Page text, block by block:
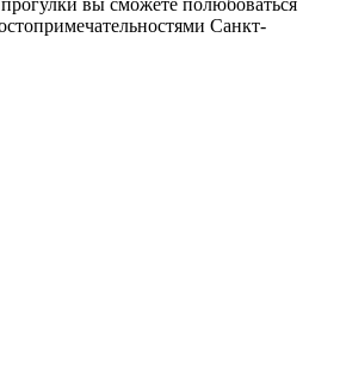
вы сможете полюбоваться
Санкт-